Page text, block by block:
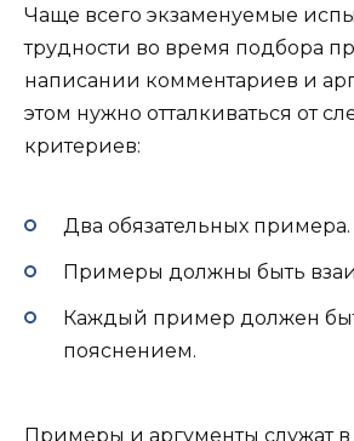
Чаще всего экзаменуемые
трудности во время подбора
написании комментариев и
этом нужно отталкиваться от
критериев:
Два обязательных примера.
Примеры должны быть
Каждый пример должен
пояснением.
Примеры и аргументы служат в